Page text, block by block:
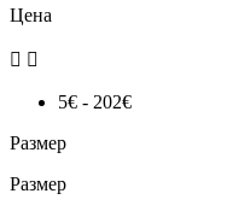
Цена
 
5€ - 202€
Размер
Размер